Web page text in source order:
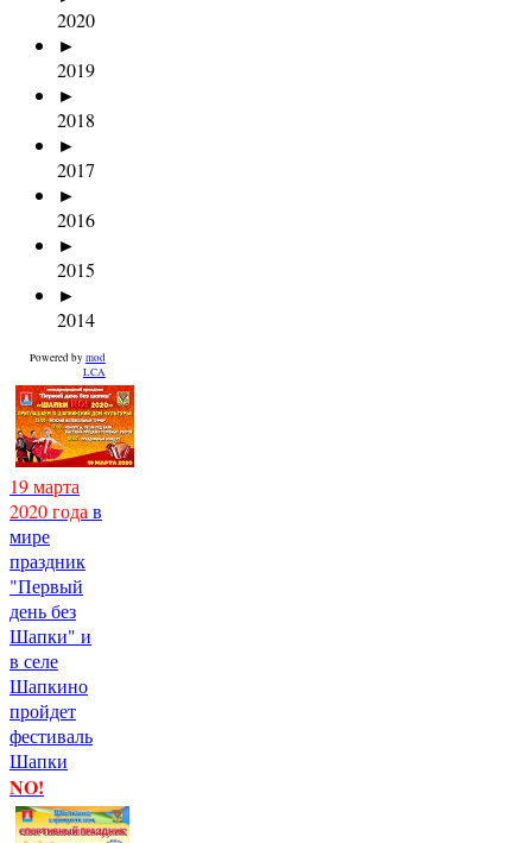
2020
►
2019
►
2018
►
2017
►
2016
►
2015
►
2014
Powered by mod
LCA
19 марта
2020 года в
мире
праздник
"Первый
день без
Шапки" и
в селе
Шапкино
пройдет
фестиваль
Шапки
NO!